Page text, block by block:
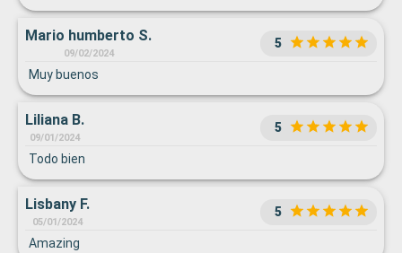
Mario humberto S.
09/02/2024
5
Muy buenos
Liliana B.
09/01/2024
5
Todo bien
Lisbany F.
05/01/2024
5
Amazing